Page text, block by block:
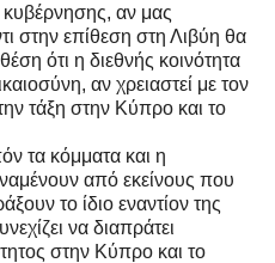
κυβέρνησης, αν μας
στην επίθεση στη Λιβύη θα
ότι η διεθνής κοινότητα
αν χρειαστεί με τον
τάξη στην Κύπρο και το
τα κόμματα και η
από εκείνους που
το ίδιο εναντίον της
να διαπράτει
στην Κύπρο και το